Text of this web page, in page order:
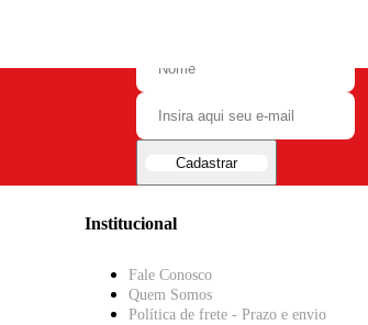
Cadastrar
Institucional
Fale Conosco
Quem Somos
Política de frete - Prazo e envio